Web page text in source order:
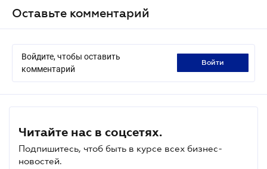
Оставьте комментарий
Войдите, чтобы оставить
комментарий
войти
Читайте нас в соцсетях.
Подпишитесь, чтоб быть в курсе всех бизнес-
новостей.